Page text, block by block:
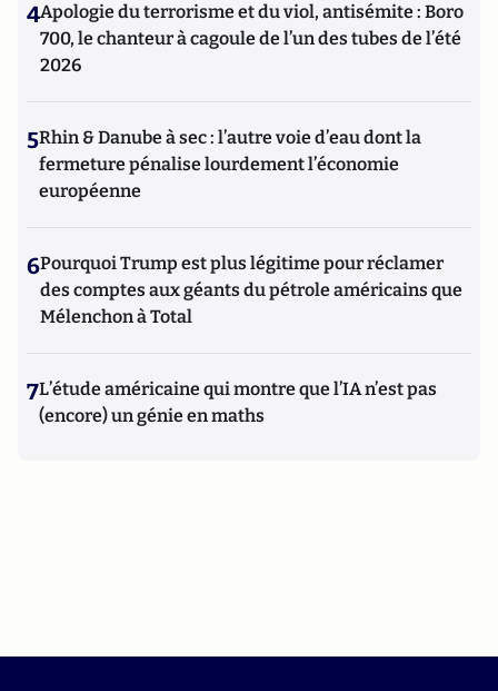
4Apologie du terrorisme et du viol, antisémite : Boro
700, le chanteur à cagoule de l’un des tubes de l’été
2026
5Rhin & Danube à sec : l’autre voie d’eau dont la
fermeture pénalise lourdement l’économie
européenne
6Pourquoi Trump est plus légitime pour réclamer
des comptes aux géants du pétrole américains que
Mélenchon à Total
7L’étude américaine qui montre que l’IA n’est pas
(encore) un génie en maths